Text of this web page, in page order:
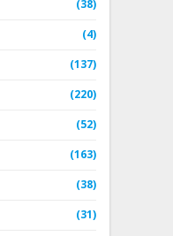
(38)
(4)
(137)
(220)
(52)
(163)
(38)
(31)